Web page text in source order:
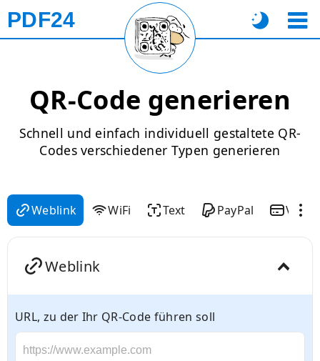
PDF24
QR-Code generieren
Schnell und einfach individuell gestaltete QR-
Codes verschiedener Typen generieren
Weblink WiFi Text PayPal VCard
Weblink
URL, zu der Ihr QR-Code führen soll